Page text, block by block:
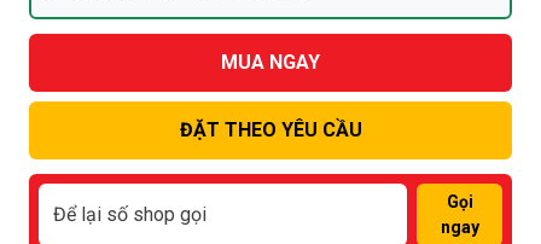
MUA NGAY
ĐẶT THEO YÊU CẦU
Gọi
ngay